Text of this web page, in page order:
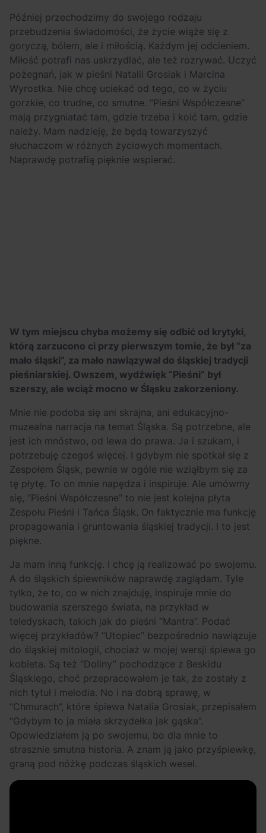
Później przechodzimy do swojego rodzaju
przebudzenia świadomości, że życie wiąże się z
goryczą, bólem, ale i miłością. Każdym jej odcieniem.
Miłość potrafi nas uskrzydlać, ale też rozrywać. Uczyć
pożegnań, jak w pieśni Natalii Grosiak i Marcina
Wyrostka. Nie chcę uciekać od tego, co w życiu
gorzkie, co trudne, co smutne. “Pieśni Współczesne”
mają przygniatać tam, gdzie trzeba i koić tam, gdzie
należy. Mam nadzieję, że będą towarzyszyć
słuchaczom w różnych życiowych momentach.
Naprawdę potrafią pięknie wspierać.
W tym miejscu chyba możemy się odbić od krytyki,
którą zarzucono ci przy pierwszym tomie, że był “za
mało śląski”, za mało nawiązywał do śląskiej tradycji
pieśniarskiej. Owszem, wydźwięk “Pieśni” był
szerszy, ale wciąż mocno w Śląsku zakorzeniony.
Mnie nie podoba się ani skrajna, ani edukacyjno-
muzealna narracja na temat Śląska. Są potrzebne, ale
jest ich mnóstwo, od lewa do prawa. Ja i szukam, i
potrzebuję czegoś więcej. I gdybym nie spotkał się z
Zespołem Śląsk, pewnie w ogóle nie wziąłbym się za
tę płytę. To on mnie napędza i inspiruje. Ale umówmy
się, “Pieśni Współczesne” to nie jest kolejna płyta
Zespołu Pieśni i Tańca Śląsk. On faktycznie ma funkcję
propagowania i gruntowania śląskiej tradycji. I to jest
piękne.
Ja mam inną funkcję. I chcę ją realizować po swojemu.
A do śląskich śpiewników naprawdę zaglądam. Tyle
tylko, że to, co w nich znajduję, inspiruje mnie do
budowania szerszego świata, na przykład w
teledyskach, takich jak do pieśni “Mantra”. Podać
więcej przykładów? “Utopiec” bezpośrednio nawiązuje
do śląskiej mitologii, chociaż w mojej wersji śpiewa go
kobieta. Są też “Doliny” pochodzące z Beskidu
Śląskiego, choć przepracowałem je tak, że zostały z
nich tytuł i melodia. No i na dobrą sprawę, w
“Chmurach”, które śpiewa Natalia Grosiak, przepisałem
“Gdybym to ja miała skrzydełka jak gąska”.
Opowiedziałem ją po swojemu, bo dla mnie to
strasznie smutna historia. A znam ją jako przyśpiewkę,
graną pod nóżkę podczas śląskich wesel.